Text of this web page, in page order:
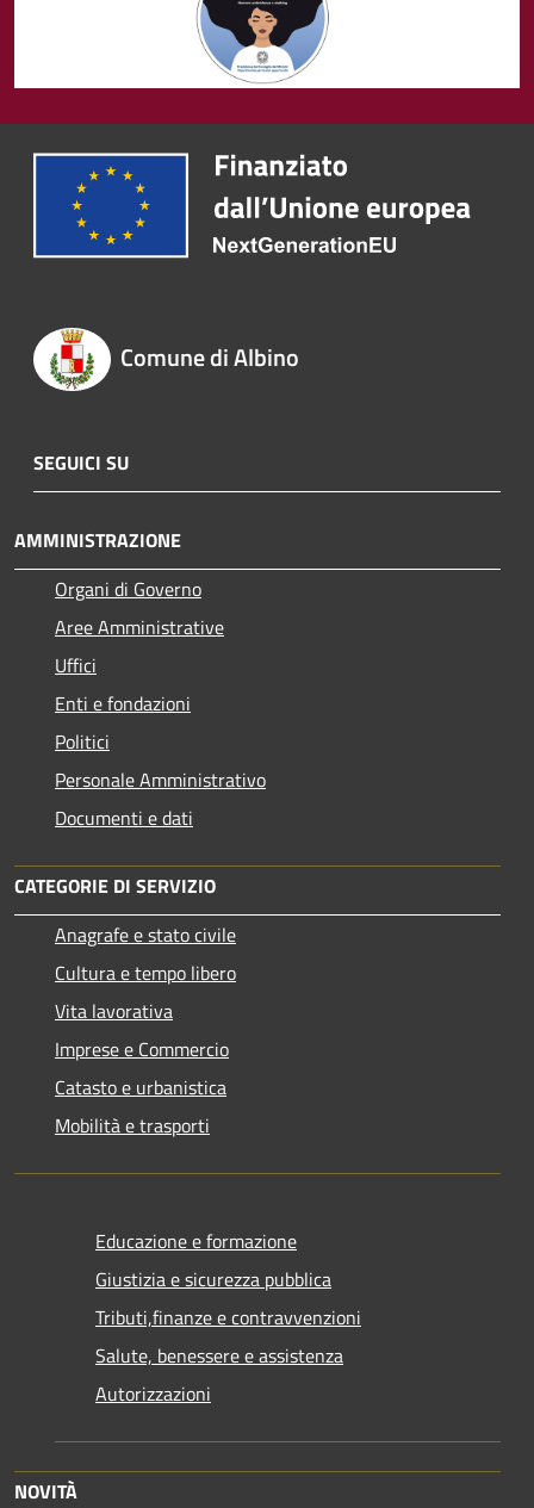
Comune di Albino
SEGUICI SU
AMMINISTRAZIONE
Organi di Governo
Aree Amministrative
Uffici
Enti e fondazioni
Politici
Personale Amministrativo
Documenti e dati
CATEGORIE DI SERVIZIO
Anagrafe e stato civile
Cultura e tempo libero
Vita lavorativa
Imprese e Commercio
Catasto e urbanistica
Mobilità e trasporti
Educazione e formazione
Giustizia e sicurezza pubblica
Tributi,finanze e contravvenzioni
Salute, benessere e assistenza
Autorizzazioni
NOVITÀ